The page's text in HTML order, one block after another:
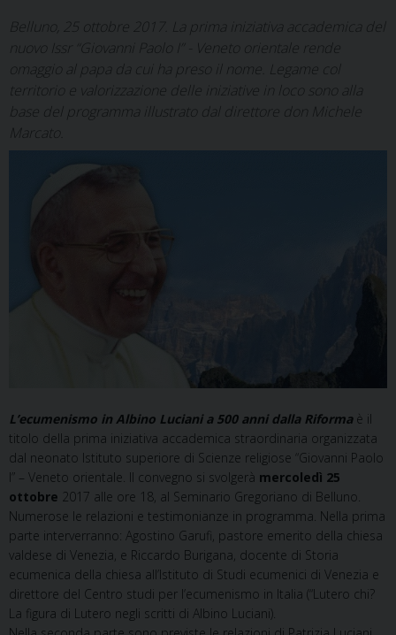
Belluno, 25 ottobre 2017. La prima iniziativa accademica del
nuovo Issr “Giovanni Paolo I” - Veneto orientale rende
omaggio al papa da cui ha preso il nome. Legame col
territorio e valorizzazione delle iniziative in loco sono alla
base del programma illustrato dal direttore don Michele
Marcato.
L’ecumenismo in Albino Luciani a 500 anni dalla Riformaè il
titolo della prima iniziativa accademica straordinaria organizzata
dal neonato Istituto superiore di Scienze religiose “Giovanni Paolo
I” – Veneto orientale. Il convegno si svolgerà mercoledì 25
ottobre 2017 alle ore 18, al Seminario Gregoriano di Belluno.
Numerose le relazioni e testimonianze in programma. Nella prima
parte interverranno: Agostino Garufi, pastore emerito della chiesa
valdese di Venezia, e Riccardo Burigana, docente di Storia
ecumenica della chiesa all’Istituto di Studi ecumenici di Venezia e
direttore del Centro studi per l’ecumenismo in Italia (“Lutero chi?
La figura di Lutero negli scritti di Albino Luciani).